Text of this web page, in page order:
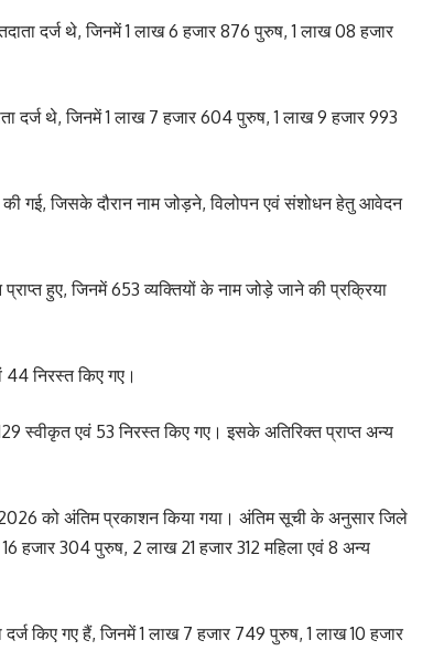
दर्ज थे, जिनमें 1 लाख 6 हजार 876 पुरुष, 1 लाख 08 हजार
दर्ज थे, जिनमें 1 लाख 7 हजार 604 पुरुष, 1 लाख 9 हजार 993
की गई, जिसके दौरान नाम जोड़ने, विलोपन एवं संशोधन हेतु आवेदन
हुए, जिनमें 653 व्यक्तियों के नाम जोड़े जाने की प्रक्रिया
निरस्त किए गए।
स्वीकृत एवं 53 निरस्त किए गए। इसके अतिरिक्त प्राप्त अन्य
को अंतिम प्रकाशन किया गया। अंतिम सूची के अनुसार जिले
हजार 304 पुरुष, 2 लाख 21 हजार 312 महिला एवं 8 अन्य
किए गए हैं, जिनमें 1 लाख 7 हजार 749 पुरुष, 1 लाख 10 हजार